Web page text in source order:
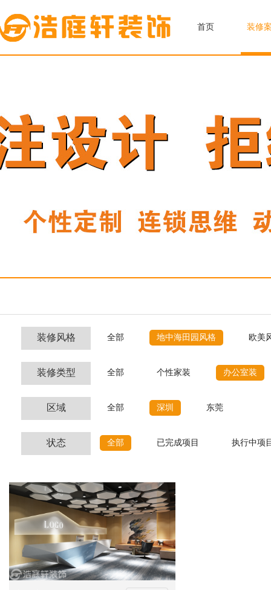
首页 装修
装修风格 全部 地中海田园风格 欧美
装修类型 全部 个性家装 办公室装
区域 全部 深圳 东莞
状态 全部 已完成项目 执行中项